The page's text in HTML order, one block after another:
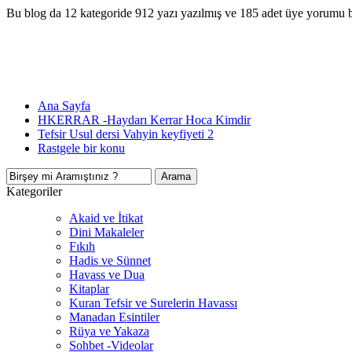
Bu blog da 12 kategoride 912 yazı yazılmış ve 185 adet üye yorumu
Ana Sayfa
HKERRAR -Haydarı Kerrar Hoca Kimdir
Tefsir Usul dersi Vahyin keyfiyeti 2
Rastgele bir konu
Kategoriler
Akaid ve İtikat
Dini Makaleler
Fıkıh
Hadis ve Sünnet
Havass ve Dua
Kitaplar
Kuran Tefsir ve Surelerin Havassı
Manadan Esintiler
Rüya ve Yakaza
Sohbet -Videolar